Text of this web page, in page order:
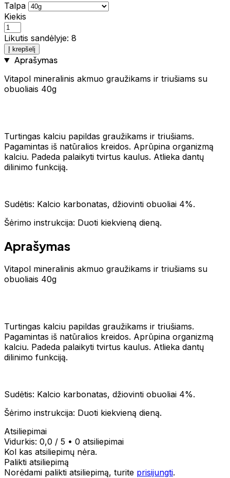
Talpa
Kiekis
Likutis sandėlyje: 8
Į krepšelį
Aprašymas
Vitapol mineralinis akmuo graužikams ir triušiams su
obuoliais 40g
Turtingas kalciu papildas graužikams ir triušiams.
Pagamintas iš natūralios kreidos. Aprūpina organizmą
kalciu. Padeda palaikyti tvirtus kaulus. Atlieka dantų
dilinimo funkciją.
Sudėtis: Kalcio karbonatas, džiovinti obuoliai 4%.
Šėrimo instrukcija: Duoti kiekvieną dieną.
Aprašymas
Vitapol mineralinis akmuo graužikams ir triušiams su
obuoliais 40g
Turtingas kalciu papildas graužikams ir triušiams.
Pagamintas iš natūralios kreidos. Aprūpina organizmą
kalciu. Padeda palaikyti tvirtus kaulus. Atlieka dantų
dilinimo funkciją.
Sudėtis: Kalcio karbonatas, džiovinti obuoliai 4%.
Šėrimo instrukcija: Duoti kiekvieną dieną.
Atsiliepimai
Vidurkis: 0,0 / 5 • 0 atsiliepimai
Kol kas atsiliepimų nėra.
Palikti atsiliepimą
Norėdami palikti atsiliepimą, turite prisijungti.